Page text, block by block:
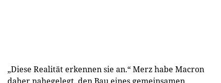
„Diese Realität erkennen sie an.“ Merz habe Macron